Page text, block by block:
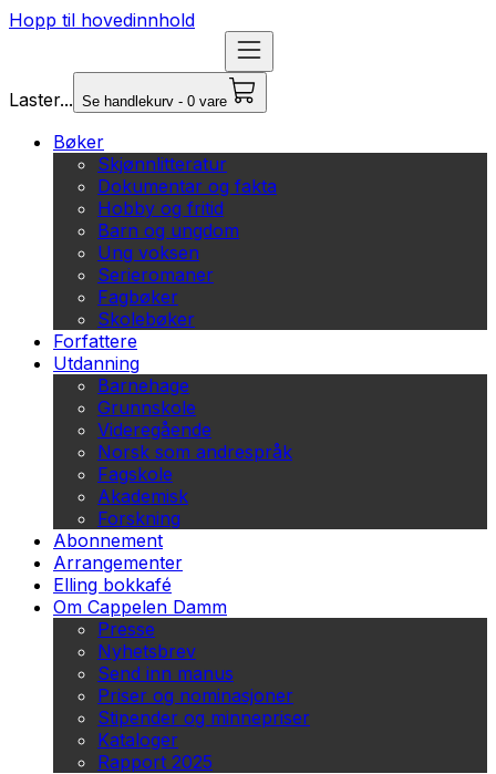
Hopp til hovedinnhold
Laster... Se handlekurv - 0 vare
Bøker
Skjønnlitteratur
Dokumentar og fakta
Hobby og fritid
Barn og ungdom
Ung voksen
Serieromaner
Fagbøker
Skolebøker
Forfattere
Utdanning
Barnehage
Grunnskole
Videregående
Norsk som andrespråk
Fagskole
Akademisk
Forskning
Abonnement
Arrangementer
Elling bokkafé
Om Cappelen Damm
Presse
Nyhetsbrev
Send inn manus
Priser og nominasjoner
Stipender og minnepriser
Kataloger
Rapport 2025